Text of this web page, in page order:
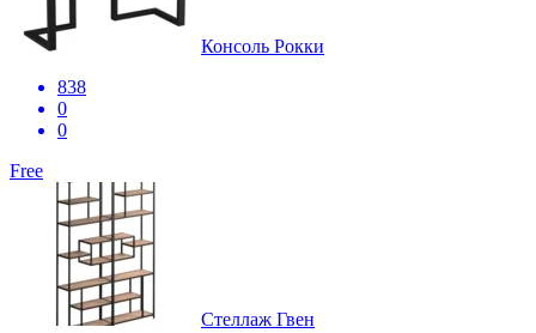
Консоль Рокки
838
0
0
Free
Стеллаж Гвен